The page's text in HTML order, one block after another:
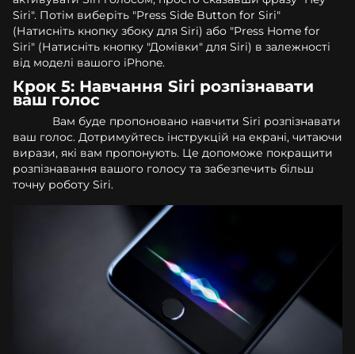
Siri". Потім виберіть "Press Side Button for Siri"
(Натисніть кнопку збоку для Siri) або "Press Home for
Siri" (Натисніть кнопку "Домівки" для Siri) в залежності
від моделі вашого iPhone.
Крок 5: Навчання Siri розпізнавати
ваш голос
Вам буде пропоновано навчити Siri розпізнавати
ваш голос. Дотримуйтесь інструкцій на екрані, читаючи
вирази, які вам пропонують. Це допоможе покращити
розпізнавання вашого голосу та забезпечить більш
точну роботу Siri.